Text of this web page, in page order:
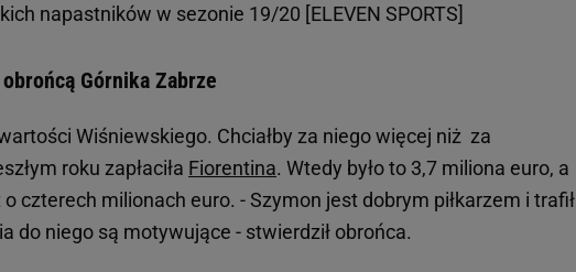
napastników w sezonie 19/20 [ELEVEN SPORTS]
Górnika Zabrze
Wiśniewskiego. Chciałby za niego więcej niż za
roku zapłaciła Fiorentina. Wtedy było to 3,7 miliona euro, a
czterech milionach euro. - Szymon jest dobrym piłkarzem i trafił
do niego są motywujące - stwierdził obrońca.